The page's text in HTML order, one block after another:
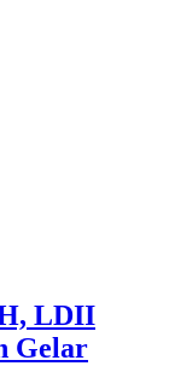
H, LDII
Gelar